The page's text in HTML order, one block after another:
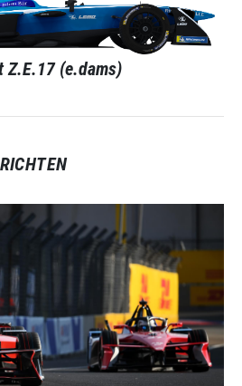
Z.E.17 (e.dams)